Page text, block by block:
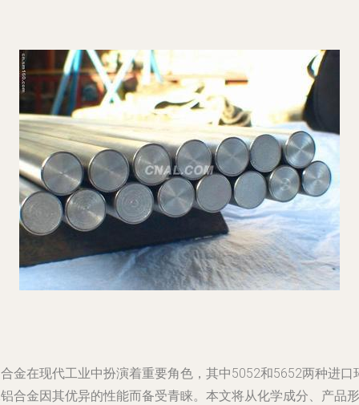
金在现代工业中扮演着重要角色，其中5052和5652两种进口
合金因其优异的性能而备受青睐。本文将从化学成分、产品形